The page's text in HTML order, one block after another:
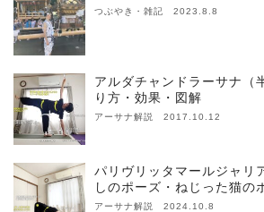
つぶやき・雑記 2023.8.8
アルダチャンドラーサナ（
り方・効果・図解
アーサナ解説 2017.10.12
パリヴリッタマールジャリ
しのポーズ・ねじった猫の
アーサナ解説 2024.10.8